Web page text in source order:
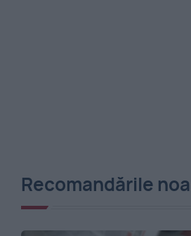
Recomandările